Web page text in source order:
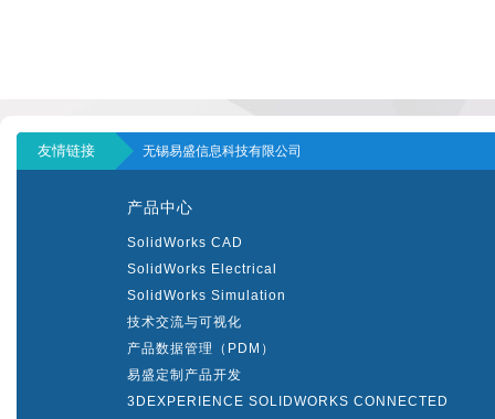
友情链接 无锡易盛信息科技有限公司
产品中心
SolidWorks CAD
SolidWorks Electrical
SolidWorks Simulation
技术交流与可视化
产品数据管理（PDM）
易盛定制产品开发
3DEXPERIENCE SOLIDWORKS CONNECTED